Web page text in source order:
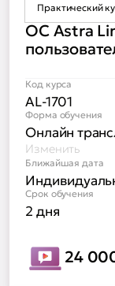
Практический
ОС Astra
Код курса
AL-1701
Форма обучения
Онлайн
Изменить
Ближайшая дата
Срок обучения
2 дня
24